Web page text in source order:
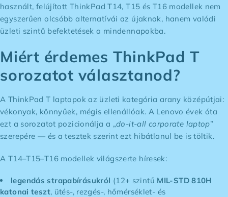
használt, felújított ThinkPad T14, T15 és T16 modellek nem
egyszerűen olcsóbb alternatívái az újaknak, hanem valódi
üzleti szintű befektetések a mindennapokba.
Miért érdemes ThinkPad T
sorozatot választanod?
A ThinkPad T laptopok az üzleti kategória arany középútjai:
vékonyak, könnyűek, mégis ellenállóak. A Lenovo évek óta
ezt a sorozatot pozicionálja a „do-it-all corporate laptop”
szerepére — és a tesztek szerint ezt hibátlanul be is töltik.
A T14–T15–T16 modellek világszerte híresek:
legendás strapabírásukról (12+ szintű MIL-STD 810H
katonai teszt, ütés-, rezgés-, hőmérséklet- és